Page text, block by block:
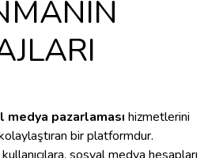
medya pazarlaması hizmetlerini
bir platformdur.